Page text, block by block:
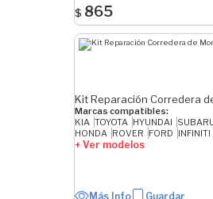
$ 865
Kit Reparación Corredera
Marcas compatibles:
KIA TOYOTA HYUNDAI
HONDA ROVER FORD INFINITI
+ Ver modelos
Más Info Guardar